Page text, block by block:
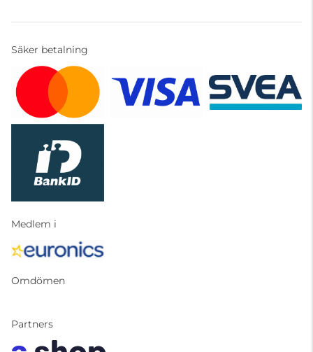
Säker betalning
Medlem i
Omdömen
Partners